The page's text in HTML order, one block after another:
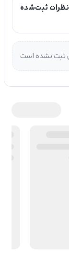
نظرات ثبت‌شده